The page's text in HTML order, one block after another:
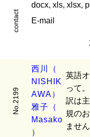
docx, xls, xlsx,
contact E-mail
No.2199
西 川
（
N S H
K
AWA）
雅子
（
Masa ko
）
英語
って
訳は
規の
ません